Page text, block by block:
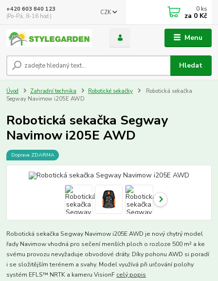
Menu
CZK
Hledat
+420 603 840 123
(Po-Pá, 8-16 hod.)
0 ks
za 0 Kč
Úvod Zahradní technika Robotické sekačky
Robotická sekačka
Segway Navimow i205E AWD
Robotická sekačka Segway
Navimow i205E AWD
Doprava ZDARMA
Robotická sekačka Segway Navimow i205E AWD je nový chytrý model
řady Navimow vhodná pro sečení menších ploch o rozloze 500 m² a ke
svému provozu nevyžaduje obvodové dráty. Díky pohonu AWD si poradí
i se složitějším terénem a svahy. Model využívá při určování polohy
systém EFLS™ NRTK a kameru VisionF celý popis